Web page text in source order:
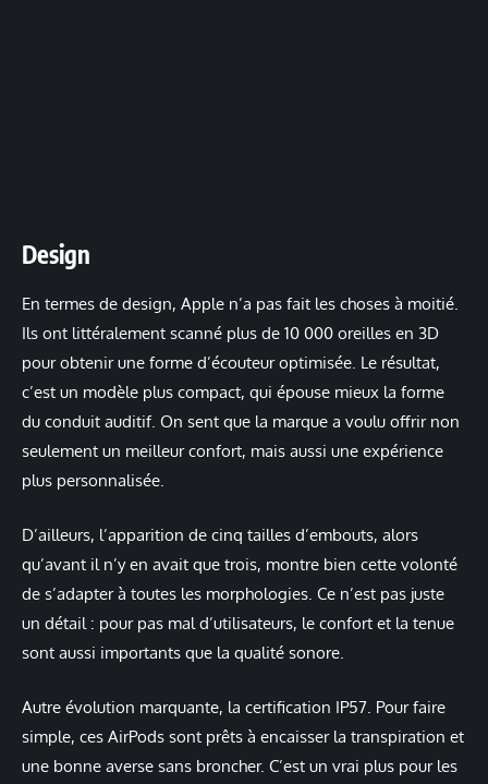
Design
En termes de design, Apple n’a pas fait les choses à moitié.
Ils ont littéralement scanné plus de 10 000 oreilles en 3D
pour obtenir une forme d’écouteur optimisée. Le résultat,
c’est un modèle plus compact, qui épouse mieux la forme
du conduit auditif. On sent que la marque a voulu offrir non
seulement un meilleur confort, mais aussi une expérience
plus personnalisée.
D’ailleurs, l’apparition de cinq tailles d’embouts, alors
qu’avant il n’y en avait que trois, montre bien cette volonté
de s’adapter à toutes les morphologies. Ce n’est pas juste
un détail : pour pas mal d’utilisateurs, le confort et la tenue
sont aussi importants que la qualité sonore.
Autre évolution marquante, la certification IP57. Pour faire
simple, ces AirPods sont prêts à encaisser la transpiration et
une bonne averse sans broncher. C’est un vrai plus pour les